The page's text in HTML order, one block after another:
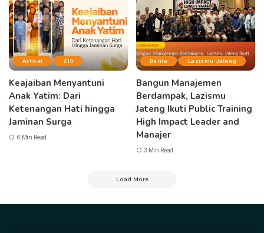
Artikel ZIS
Keajaiban Menyantuni
Anak Yatim: Dari
Ketenangan Hati hingga
Jaminan Surga
6 Min Read
Berita Lazismu Jateng
Bangun Manajemen
Berdampak, Lazismu
Jateng Ikuti Public Training
High Impact Leader and
Manajer
3 Min Read
Load More